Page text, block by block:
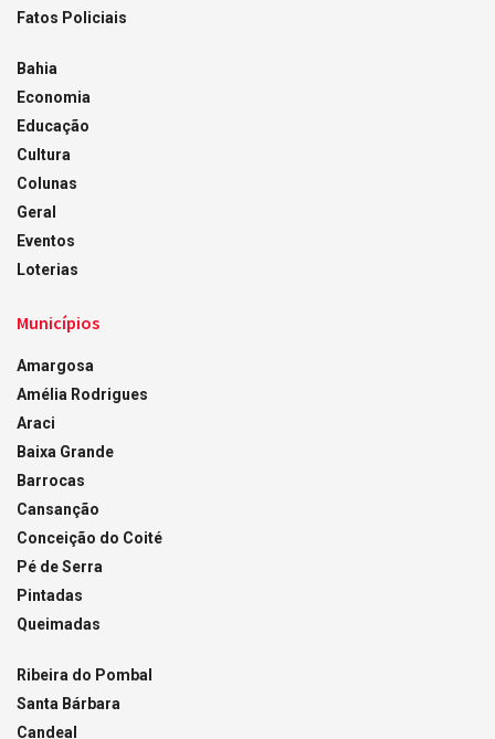
Fatos Policiais
Bahia
Economia
Educação
Cultura
Colunas
Geral
Eventos
Loterias
Municípios
Amargosa
Amélia Rodrigues
Araci
Baixa Grande
Barrocas
Cansanção
Conceição do Coité
Pé de Serra
Pintadas
Queimadas
Ribeira do Pombal
Santa Bárbara
Candeal